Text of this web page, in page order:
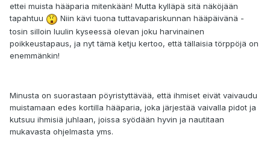
ettei muista hääparia mitenkään! Mutta kylläpä sitä näköjään
tapahtuu
Niin kävi tuona tuttavapariskunnan hääpäivänä -
tosin silloin luulin kyseessä olevan joku harvinainen
poikkeustapaus, ja nyt tämä ketju kertoo, että tällaisia törppöjä on
enemmänkin!
Minusta on suorastaan pöyristyttävää, että ihmiset eivät vaivaudu
muistamaan edes kortilla hääparia, joka järjestää vaivalla pidot ja
kutsuu ihmisiä juhlaan, joissa syödään hyvin ja nautitaan
mukavasta ohjelmasta yms.